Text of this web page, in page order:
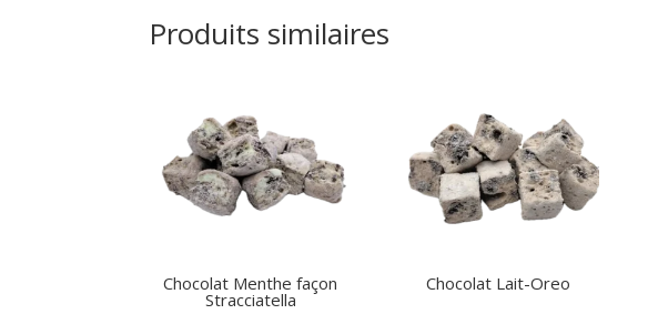
Produits similaires
Chocolat Menthe façon
Stracciatella
Chocolat Lait-Oreo